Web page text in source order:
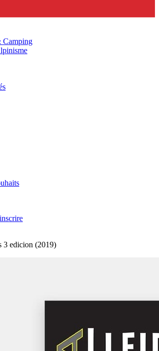
Camping
3 edicion (2019)